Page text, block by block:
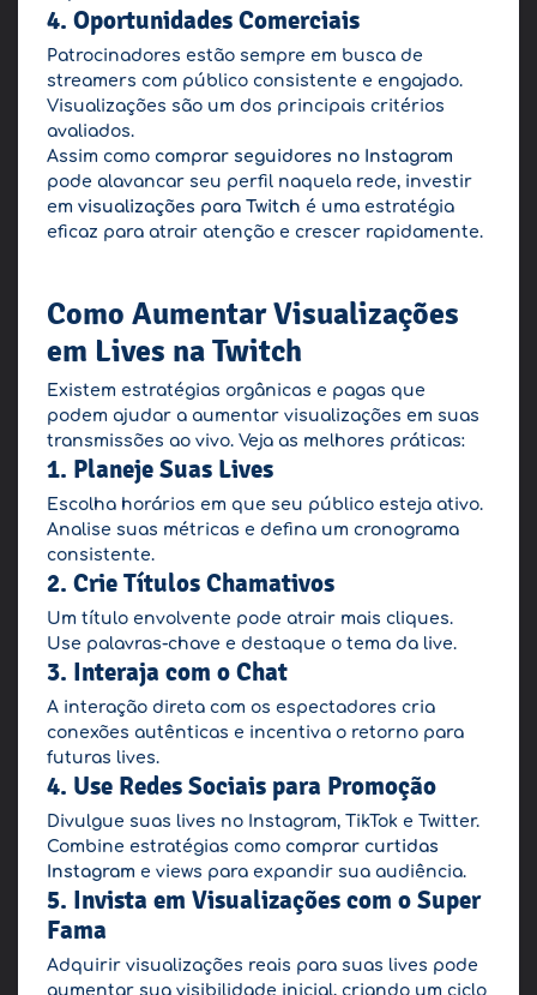
4. Oportunidades Comerciais
Patrocinadores estão sempre em busca de
streamers com público consistente e engajado.
Visualizações são um dos principais critérios
avaliados.
Assim como comprar seguidores no Instagram
pode alavancar seu perfil naquela rede, investir
em visualizações para Twitch é uma estratégia
eficaz para atrair atenção e crescer rapidamente.
Como Aumentar Visualizações
em Lives na Twitch
Existem estratégias orgânicas e pagas que
podem ajudar a aumentar visualizações em suas
transmissões ao vivo. Veja as melhores práticas:
1. Planeje Suas Lives
Escolha horários em que seu público esteja ativo.
Analise suas métricas e defina um cronograma
consistente.
2. Crie Títulos Chamativos
Um título envolvente pode atrair mais cliques.
Use palavras-chave e destaque o tema da live.
3. Interaja com o Chat
A interação direta com os espectadores cria
conexões autênticas e incentiva o retorno para
futuras lives.
4. Use Redes Sociais para Promoção
Divulgue suas lives no Instagram, TikTok e Twitter.
Combine estratégias como comprar curtidas
Instagram e views para expandir sua audiência.
5. Invista em Visualizações com o Super
Fama
Adquirir visualizações reais para suas lives pode
aumentar sua visibilidade inicial, criando um ciclo